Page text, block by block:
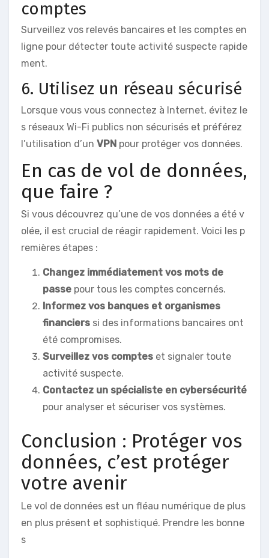
comptes
Surveillez vos relevés bancaires et les comptes en
ligne pour détecter toute activité suspecte rapide
ment.
6. Utilisez un réseau sécurisé
Lorsque vous vous connectez à Internet, évitez le
s réseaux Wi-Fi publics non sécurisés et préférez
l’utilisation d’un VPN pour protéger vos données.
En cas de vol de données,
que faire ?
Si vous découvrez qu’une de vos données a été v
olée, il est crucial de réagir rapidement. Voici les p
remières étapes :
Changez immédiatement vos mots de
passe pour tous les comptes concernés.
Informez vos banques et organismes
financiers si des informations bancaires ont
été compromises.
Surveillez vos comptes et signaler toute
activité suspecte.
Contactez un spécialiste en cybersécurité
pour analyser et sécuriser vos systèmes.
Conclusion : Protéger vos
données, c’est protéger
votre avenir
Le vol de données est un fléau numérique de plus
en plus présent et sophistiqué. Prendre les bonne
s